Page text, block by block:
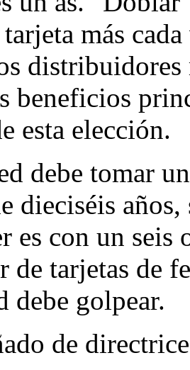
más
beneficios
esta elección.
debe tomar
dieciséis
es con un seis
tarjetas de
debe golpear.
de